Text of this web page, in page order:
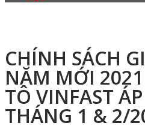
CHÍNH SÁCH
NĂM MỚI 2021
TÔ VINFAST
THÁNG 1 & 2/